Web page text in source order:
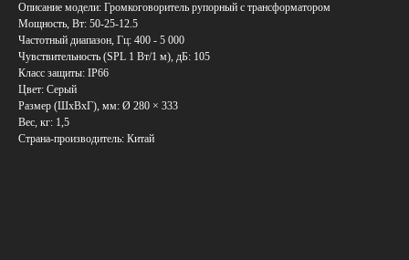
Описание модели: Громкоговоритель рупорный с трансформатором
Мощность, Вт: 50-25-12.5
Частотный диапазон, Гц: 400 - 5 000
Чувствительность (SPL 1 Вт/1 м), дБ: 105
Класс защиты: IP66
Цвет: Серый
Размер (ШхВхГ), мм: Ø 280 × 333
Вес, кг: 1,5
Страна-производитель: Китай